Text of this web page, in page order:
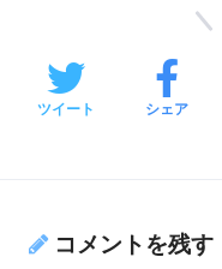
ツイート シェア
コメントを残す